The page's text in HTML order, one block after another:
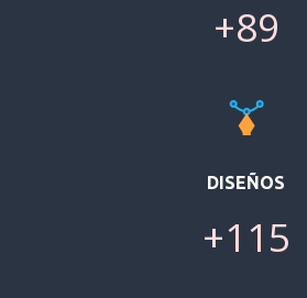
+89
DISEÑOS
+115